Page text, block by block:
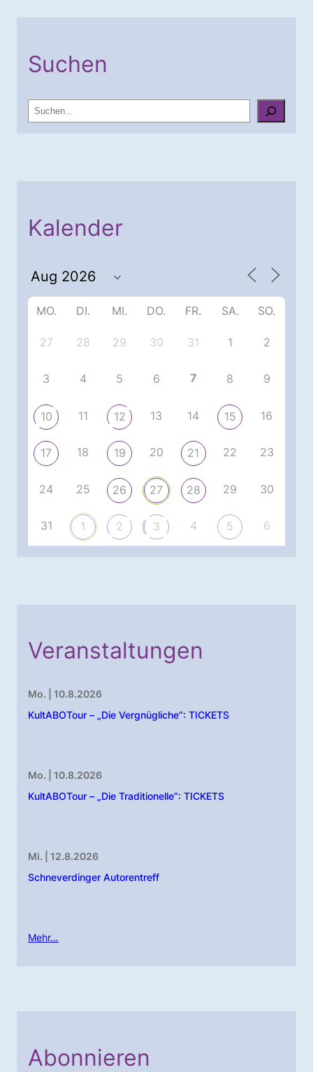
Suchen
u
Kalender
MO. DI. MI. DO. FR. SA. SO.
27 28 29 30 31 1 2
3 4 5 6 7 8 9
10 11 12 13 14 15 16
17 18 19 20 21 22 23
24 25 26 27 28 29 30
31 1 2 3 4 5 6
Veranstaltungen
Mo. | 10.8.2026
KultABOTour – „Die Vergnügliche“: TICKETS
Mo. | 10.8.2026
KultABOTour – „Die Traditionelle“: TICKETS
Mi. | 12.8.2026
Schneverdinger Autorentreff
Mehr…
Abonnieren